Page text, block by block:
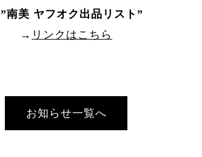
”南美 ヤフオク出品リスト ”
→ リンクはこちら
お知らせ一覧へ